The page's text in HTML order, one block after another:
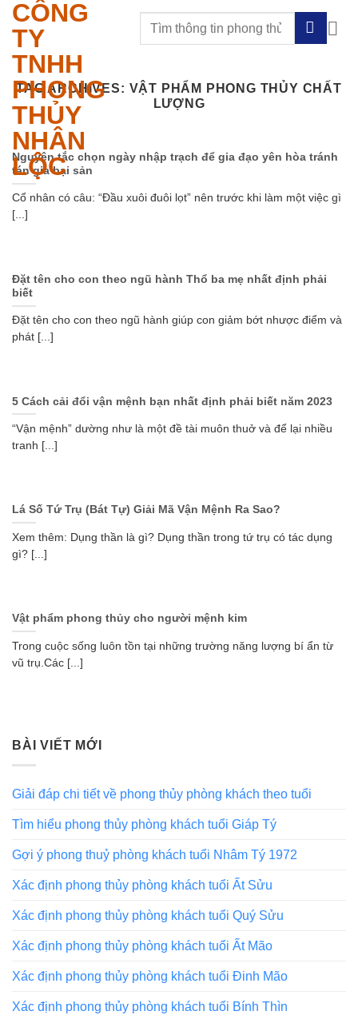
Skip
content
CÔNG
TY
TNHH
PHONG
THỦY
NHÂN
LỘC
TAG ARCHIVES: VẬT PHẨM PHONG THỦY CHẤT
LƯỢNG
Nguyên tắc chọn ngày nhập trạch để gia đạo yên hòa tránh
tán gia bại sản
Cổ nhân có câu: “Đầu xuôi đuôi lọt” nên trước khi làm một việc gì
[...]
Đặt tên cho con theo ngũ hành Thổ ba mẹ nhất định phải
biết
Đặt tên cho con theo ngũ hành giúp con giảm bớt nhược điểm và
phát [...]
5 Cách cải đổi vận mệnh bạn nhất định phải biết năm 2023
“Vận mệnh” dường như là một đề tài muôn thuở và để lại nhiều
tranh [...]
Lá Số Tứ Trụ (Bát Tự) Giải Mã Vận Mệnh Ra Sao?
Xem thêm: Dụng thần là gì? Dụng thần trong tứ trụ có tác dụng
gì? [...]
Vật phẩm phong thủy cho người mệnh kim
Trong cuộc sống luôn tồn tại những trường năng lượng bí ẩn từ
vũ trụ.Các [...]
BÀI VIẾT MỚI
Giải đáp chi tiết về phong thủy phòng khách theo tuổi
Tìm hiểu phong thủy phòng khách tuổi Giáp Tý
Gợi ý phong thuỷ phòng khách tuổi Nhâm Tý 1972
Xác định phong thủy phòng khách tuổi Ất Sửu
Xác định phong thủy phòng khách tuổi Quý Sửu
Xác định phong thủy phòng khách tuổi Ất Mão
Xác định phong thủy phòng khách tuổi Đinh Mão
Xác định phong thủy phòng khách tuổi Bính Thìn